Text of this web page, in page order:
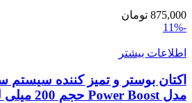
875,000 تومان
-11%
اطلاعات بیشتر
اکتان بوستر و تمیز کننده
مدل Power Boost حجم 200 میلی لیتر بسته 12 عددی